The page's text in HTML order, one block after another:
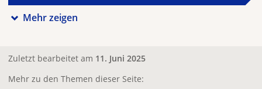
Mehr zeigen
Zuletzt bearbeitet am 11. Juni 2025
Mehr zu den Themen dieser Seite: